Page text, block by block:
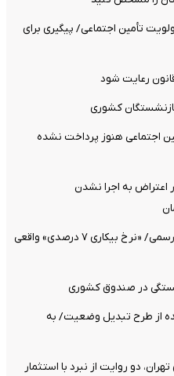
تأمین اجتماعی/ پیگیری برای
رعایت شود
کشوری
اجتماعی هنوز پرداخت نشده
اعتراض به اجرا نشدن
خروج یک میلیون کارگر از بازار کار رسمی/ «نرخ بیکاری ۷ درصدی» واقعی
در صندوق کشوری
از طرح تبدیل وضعیت/ به
دو روایت از نبرد با استثمار